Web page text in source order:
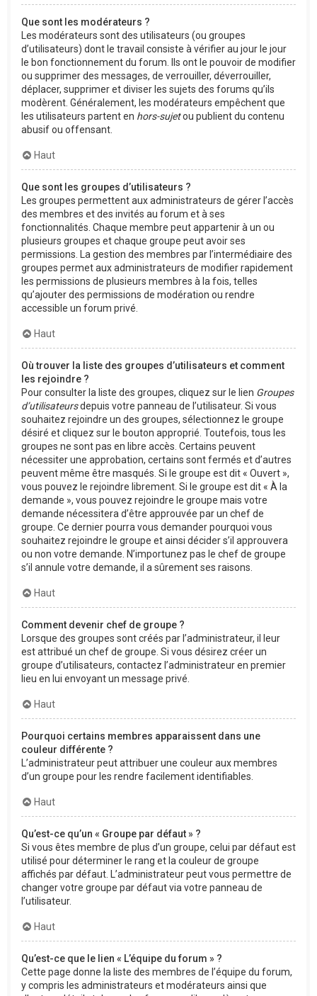
Que sont les modérateurs ?
Les modérateurs sont des utilisateurs (ou groupes
d’utilisateurs) dont le travail consiste à vérifier au jour le jour
le bon fonctionnement du forum. Ils ont le pouvoir de modifier
ou supprimer des messages, de verrouiller, déverrouiller,
déplacer, supprimer et diviser les sujets des forums qu’ils
modèrent. Généralement, les modérateurs empêchent que
les utilisateurs partent en hors-sujetou publient du contenu
abusif ou offensant.
Haut
Que sont les groupes d’utilisateurs ?
Les groupes permettent aux administrateurs de gérer l’accès
des membres et des invités au forum et à ses
fonctionnalités. Chaque membre peut appartenir à un ou
plusieurs groupes et chaque groupe peut avoir ses
permissions. La gestion des membres par l’intermédiaire des
groupes permet aux administrateurs de modifier rapidement
les permissions de plusieurs membres à la fois, telles
qu’ajouter des permissions de modération ou rendre
accessible un forum privé.
Haut
Où trouver la liste des groupes d’utilisateurs et comment
les rejoindre ?
Pour consulter la liste des groupes, cliquez sur le lien Groupes
d’utilisateursdepuis votre panneau de l’utilisateur. Si vous
souhaitez rejoindre un des groupes, sélectionnez le groupe
désiré et cliquez sur le bouton approprié. Toutefois, tous les
groupes ne sont pas en libre accès. Certains peuvent
nécessiter une approbation, certains sont fermés et d’autres
peuvent même être masqués. Si le groupe est dit « Ouvert »,
vous pouvez le rejoindre librement. Si le groupe est dit « À la
demande », vous pouvez rejoindre le groupe mais votre
demande nécessitera d’être approuvée par un chef de
groupe. Ce dernier pourra vous demander pourquoi vous
souhaitez rejoindre le groupe et ainsi décider s’il approuvera
ou non votre demande. N’importunez pas le chef de groupe
s’il annule votre demande, il a sûrement ses raisons.
Haut
Comment devenir chef de groupe ?
Lorsque des groupes sont créés par l’administrateur, il leur
est attribué un chef de groupe. Si vous désirez créer un
groupe d’utilisateurs, contactez l’administrateur en premier
lieu en lui envoyant un message privé.
Haut
Pourquoi certains membres apparaissent dans une
couleur différente ?
L’administrateur peut attribuer une couleur aux membres
d’un groupe pour les rendre facilement identifiables.
Haut
Qu’est-ce qu’un « Groupe par défaut » ?
Si vous êtes membre de plus d’un groupe, celui par défaut est
utilisé pour déterminer le rang et la couleur de groupe
affichés par défaut. L’administrateur peut vous permettre de
changer votre groupe par défaut via votre panneau de
l’utilisateur.
Haut
Qu’est-ce que le lien « L’équipe du forum » ?
Cette page donne la liste des membres de l’équipe du forum,
y compris les administrateurs et modérateurs ainsi que